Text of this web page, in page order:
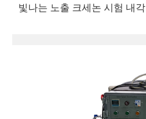
빛나는 노출 크세논 시험 내각